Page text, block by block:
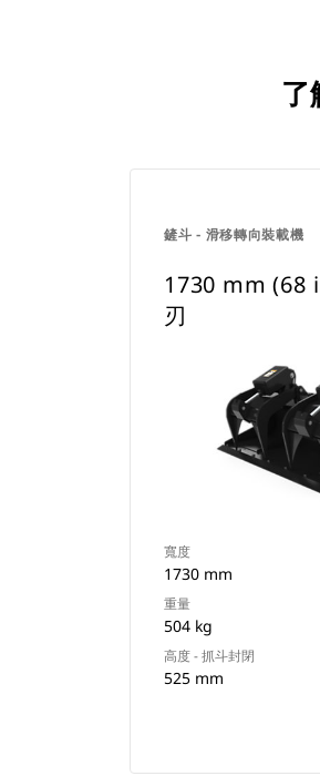
了
鏟斗 - 滑移轉向裝載機
1730 mm (68
刃
寬度
1730 mm
重量
504 kg
高度 - 抓斗封閉
525 mm